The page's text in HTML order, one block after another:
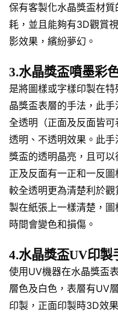
保有客製化水晶獎盃材
耗，並且能夠有3D觀賞
影效果，繽紛夢幻。
3.水晶獎盃噴墨彩
是將圖樣或字樣印製在
晶獎盃表層的手法，此
全透明（正面及反面皆
透明、不透明效果。此
獎盃的透明晶亮，且可
正及反面有一正和一反
較全透明更為清楚利於
製在紙張上一樣清楚，
時間會變色和損傷。
4.水晶獎盃UV印製
使用UV機器在水晶獎盃
層色及白色，表層有UV
印製，正面印製時3D效